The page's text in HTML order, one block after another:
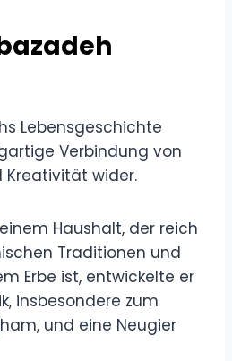
Lebensgeschichte
Verbindung von
Kreativität wider.
Haushalt, der reich
Traditionen und
Erbe ist, entwickelte er
insbesondere zum
und eine Neugier